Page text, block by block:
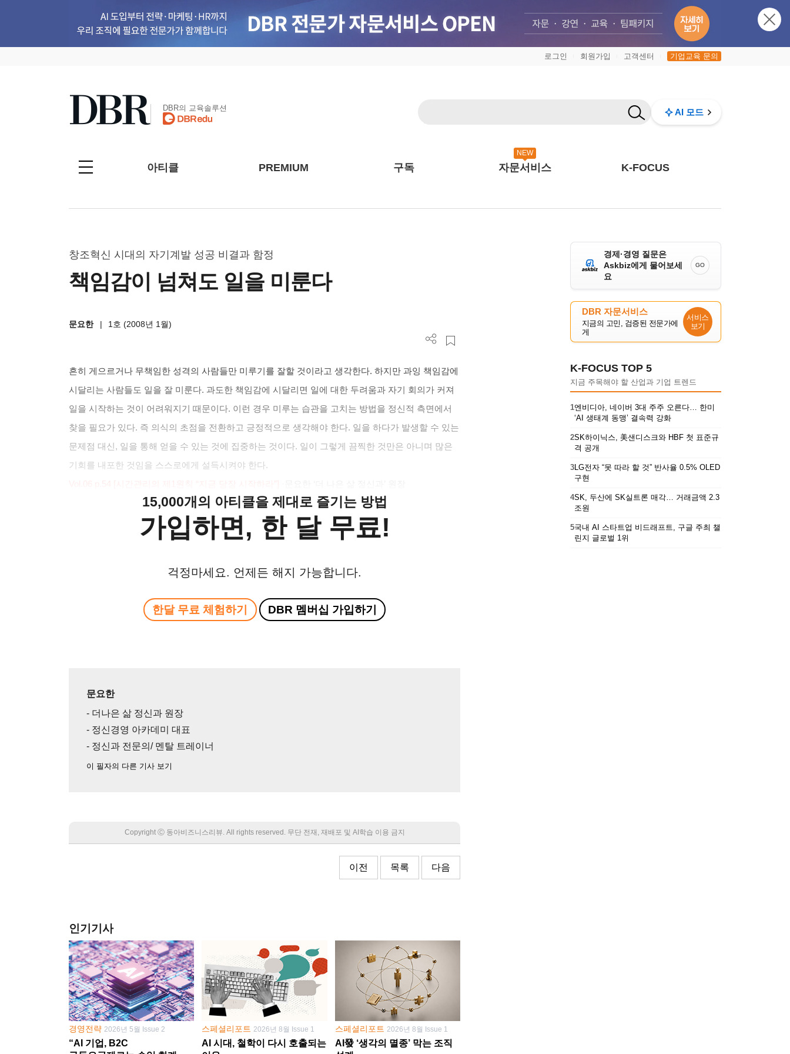
로그인 회원가입 고객센터 기업교육 문의
DBR의 교육솔루션 AI 모드
아티클 PREMIUM 구독
NEW
자문서비스 K-FOCUS
창조혁신 시대의 자기계발 성공 비결과 함정
책임감이 넘쳐도 일을 미룬다
문요한 | 1호 (2008년 1월)
흔히 게으르거나 무책임한 성격의 사람들만 미루기를 잘할 것이라고 생각한다. 하지만 과잉 책임감에
시달리는 사람들도 일을 잘 미룬다. 과도한 책임감에 시달리면 일에 대한 두려움과 자기 회의가 커져
일을 시작하는 것이 어려워지기 때문이다. 이런 경우 미루는 습관을 고치는 방법을 정신적 측면에서
찾을 필요가 있다. 즉 의식의 초점을 전환하고 긍정적으로 생각해야 한다. 일을 하다가 발생할 수 있는
문제점 대신, 일을 통해 얻을 수 있는 것에 집중하는 것이다. 일이 그렇게 끔찍한 것만은 아니며 많은
기회를 내포한 것임을 스스로에게 설득시켜야 한다.
15,000개의 아티클을 제대로 즐기는 방법
가입하면, 한 달 무료!
걱정마세요. 언제든 해지 가능합니다.
한달 무료 체험하기 DBR 멤버십 가입하기
문요한
- 더나은 삶 정신과 원장
- 정신경영 아카데미 대표
- 정신과 전문의/ 멘탈 트레이너
이 필자의 다른 기사 보기
Copyright Ⓒ 동아비즈니스리뷰. All rights reserved. 무단 전재, 재배포 및 AI학습 이용 금지
이전 목록 다음
인기기사
경영전략 2026년 5월 Issue 2
“AI 기업, B2C
스페셜리포트 2026년 8월 Issue 1
AI 시대, 철학이 다시 호출되는
스페셜리포트 2026년 8월 Issue 1
AI發 ‘생각의 멸종’ 막는 조직
경제·경영 질문은
Askbiz에게 물어보세
요
GO
DBR 자문서비스
지금의 고민, 검증된 전문가에
게
서비스
보기
K-FOCUS TOP 5
지금 주목해야 할 산업과 기업 트렌드
1엔비디아, 네이버 3대 주주 오른다… 한미
‘AI 생태계 동맹’ 결속력 강화
2SK하이닉스, 美샌디스크와 HBF 첫 표준규
격 공개
3LG전자 “못 따라 할 것” 반사율 0.5% OLED
구현
4SK, 두산에 SK실트론 매각… 거래금액 2.3
조원
5국내 AI 스타트업 비드래프트, 구글 주최 챌
린지 글로벌 1위